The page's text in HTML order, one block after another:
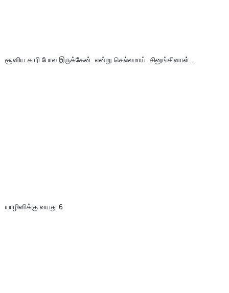
சூனிய காரி போல இருக்கேன். என்று செல்லமாய்  சினுங்கினாள்…
யாழினிக்கு வயது 6